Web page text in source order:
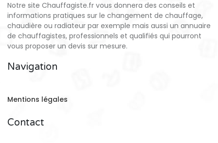
Notre site Chauffagiste.fr vous donnera des conseils et
informations pratiques sur le changement de chauffage,
chaudière ou radiateur par exemple mais aussi un annuaire
de chauffagistes, professionnels et qualifiés qui pourront
vous proposer un devis sur mesure.
Navigation
Mentions légales
Contact